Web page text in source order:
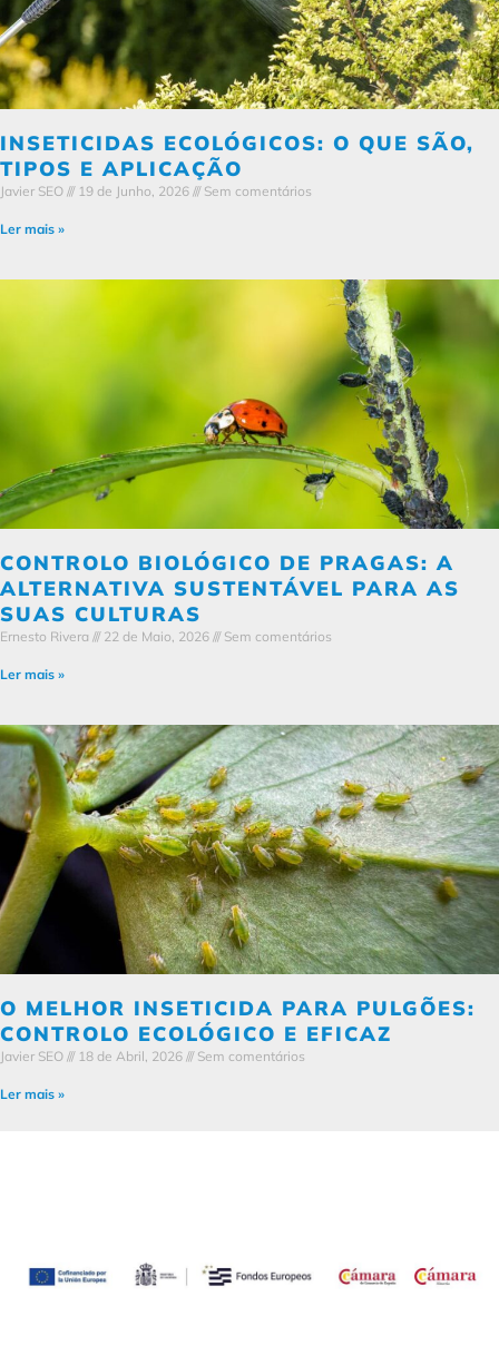
INSETICIDAS ECOLÓGICOS: O QUE SÃO,
TIPOS E APLICAÇÃO
Javier SEO 19 de Junho, 2026 Sem comentários
Ler mais »
CONTROLO BIOLÓGICO DE PRAGAS: A
ALTERNATIVA SUSTENTÁVEL PARA AS
SUAS CULTURAS
Ernesto Rivera 22 de Maio, 2026 Sem comentários
Ler mais »
O MELHOR INSETICIDA PARA PULGÕES:
CONTROLO ECOLÓGICO E EFICAZ
Javier SEO 18 de Abril, 2026 Sem comentários
Ler mais »